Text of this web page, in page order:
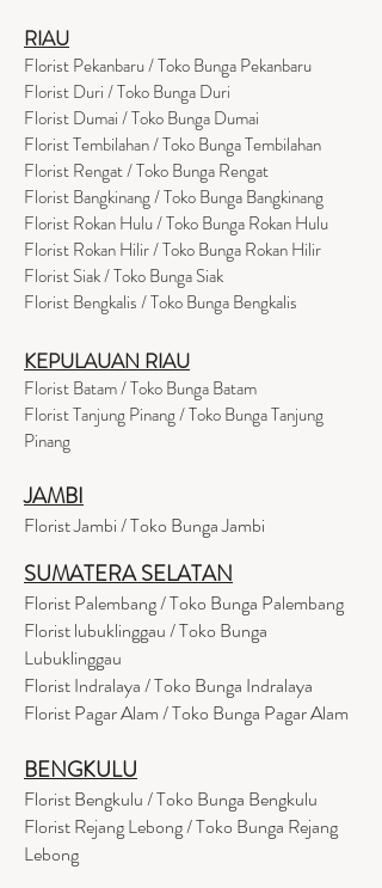
RIAU
Florist Pekanbaru / Toko Bunga Pekanbaru
Florist Duri / Toko Bunga Duri
Florist Dumai / Toko Bunga Dumai
Florist Tembilahan / Toko Bunga Tembilahan
Florist Rengat / Toko Bunga Rengat
Florist Bangkinang / Toko Bunga Bangkinang
Florist Rokan Hulu / Toko Bunga Rokan Hulu
Florist Rokan Hilir / Toko Bunga Rokan Hilir
Florist Siak / Toko Bunga Siak
Florist Bengkalis / Toko Bunga Bengkalis
KEPULAUAN RIAU
Florist Batam / Toko Bunga Batam
Florist Tanjung Pinang / Toko Bunga Tanjung
Pinang
JAMBI
Florist Jambi / Toko Bunga Jambi
SUMATERA SELATAN
Florist Palembang / Toko Bunga Palembang
Florist lubuklinggau / Toko Bunga
Lubuklinggau
Florist Indralaya / Toko Bunga Indralaya
Florist Pagar Alam / Toko Bunga Pagar Alam
BENGKULU
Florist Bengkulu / Toko Bunga Bengkulu
Florist Rejang Lebong / Toko Bunga Rejang
Lebong